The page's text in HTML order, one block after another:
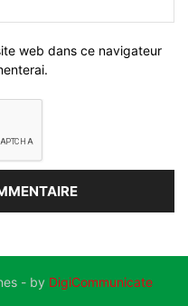
web dans ce navigateur
- by DigiCommunicate